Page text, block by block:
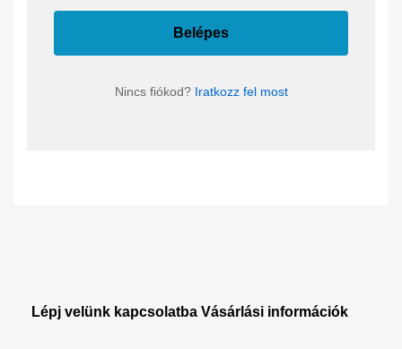
Belépes
Nincs fiókod? Iratkozz fel most
Lépj velünk kapcsolatba Vásárlási információk